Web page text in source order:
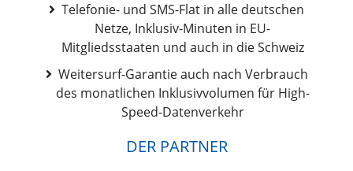
Telefonie- und SMS-Flat in alle deutschen
Netze, Inklusiv-Minuten in EU-
Mitgliedsstaaten und auch in die Schweiz
Weitersurf-Garantie auch nach Verbrauch
des monatlichen Inklusivvolumen für High-
Speed-Datenverkehr
DER PARTNER